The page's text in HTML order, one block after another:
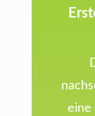
eine